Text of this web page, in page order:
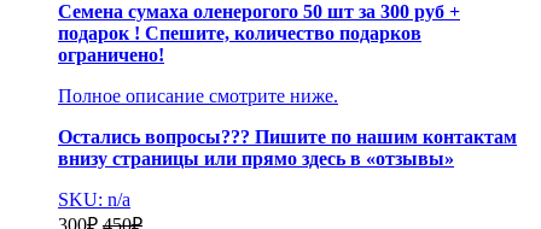
Семена сумаха оленерогого 50 шт за 300 руб +
подарок ! Спешите, количество подарков
ограничено!
Полное описание смотрите ниже.
Остались вопросы??? Пишите по нашим контактам
внизу страницы или прямо здесь в «отзывы»
SKU: n/a